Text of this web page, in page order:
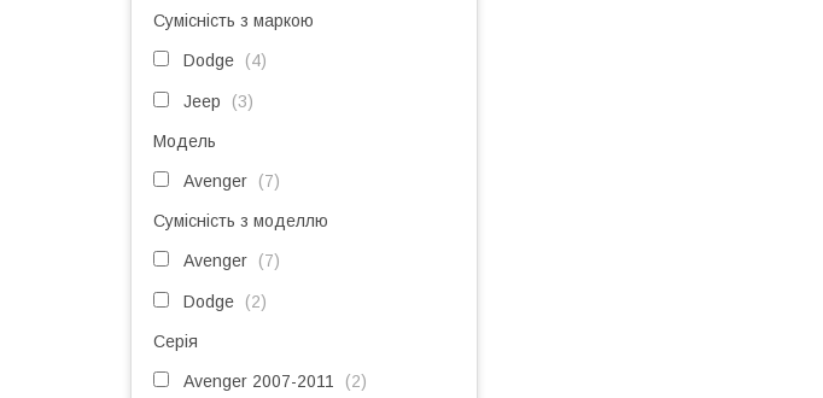
Сумісність з маркою
Dodge 4
Jeep 3
Модель
Avenger 7
Сумісність з моделлю
Avenger 7
Dodge 2
Серія
Avenger 2007-2011 2